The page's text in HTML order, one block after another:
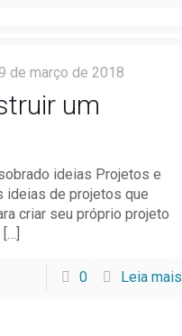
de março de 2018
um
ideias Projetos e
ideias de projetos que
criar seu próprio projeto
[…]
0 Leia mais